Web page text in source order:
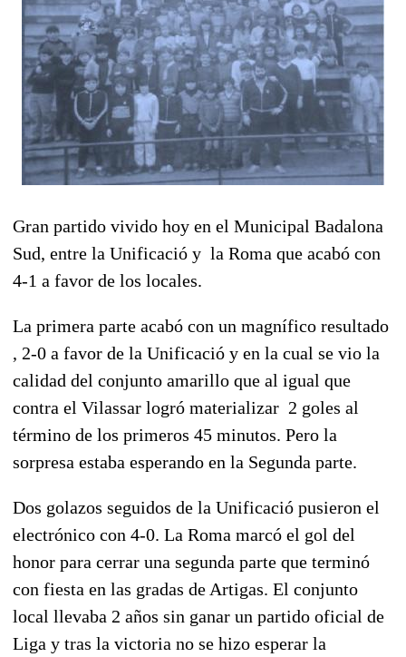
Gran partido vivido hoy en el Municipal Badalona
Sud, entre la Unificació y la Roma que acabó con
4-1 a favor de los locales.
La primera parte acabó con un magnífico resultado
, 2-0 a favor de la Unificació y en la cual se vio la
calidad del conjunto amarillo que al igual que
contra el Vilassar logró materializar 2 goles al
término de los primeros 45 minutos. Pero la
sorpresa estaba esperando en la Segunda parte.
Dos golazos seguidos de la Unificació pusieron el
electrónico con 4-0. La Roma marcó el gol del
honor para cerrar una segunda parte que terminó
con fiesta en las gradas de Artigas. El conjunto
local llevaba 2 años sin ganar un partido oficial de
Liga y tras la victoria no se hizo esperar la